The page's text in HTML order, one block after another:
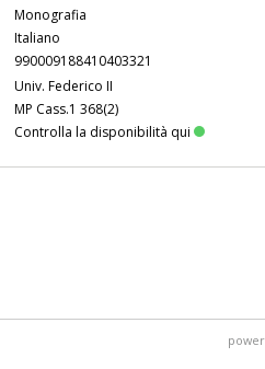
Monografia
Italiano
990009188410403321
Univ. Federico II
MP Cass.1 368(2)
Controlla la disponibilità qui